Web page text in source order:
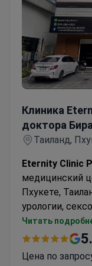
Клиника
доктора Бира
Таиланд,
Eternity Clinic
медицинский
Пхукете,
урологии,
отдельное
Клиника
Читать
Цена по